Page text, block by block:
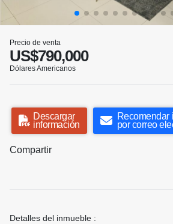
Precio de venta
US$790,000
Dólares Americanos
Descargar
información
Recomendar
por correo
Compartir
Detalles del inmueble :